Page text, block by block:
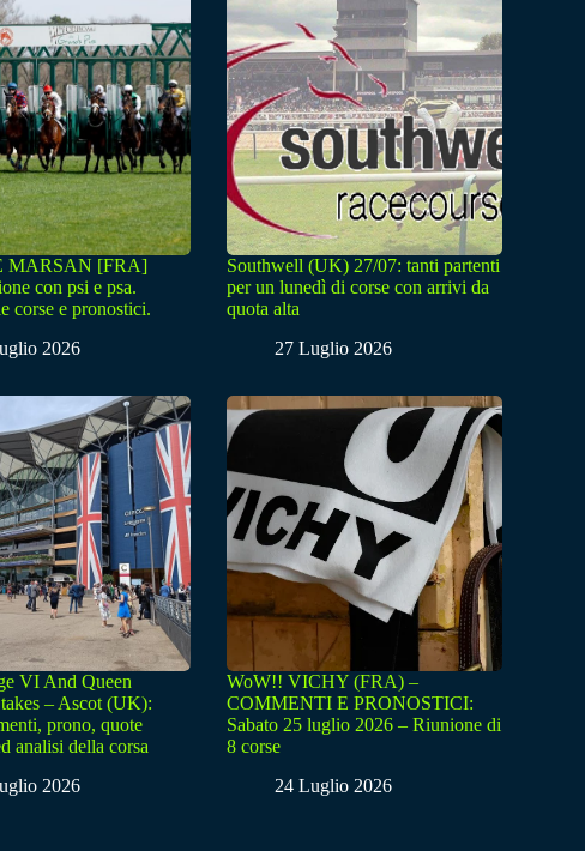
MARSAN [FRA]
con psi e psa.
corse e pronostici.
2026
Southwell (UK) 27/07: tanti partenti
per un lunedì di corse con arrivi da
quota alta
27 Luglio 2026
VI And Queen
– Ascot (UK):
prono, quote
analisi della corsa
2026
WoW!! VICHY (FRA) –
COMMENTI E PRONOSTICI:
Sabato 25 luglio 2026 – Riunione di
8 corse
24 Luglio 2026